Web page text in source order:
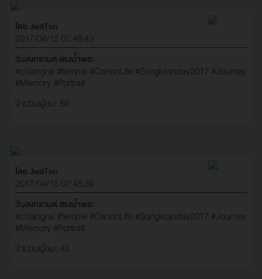
โดย JediTon
2017/04/15 07:48:43
วันสงกรานต์ สรงน้ำพระ
#chiangrai #temple #CanonLife #Songkranday2017 #Journey
#Memory #Portrait
จำนวนผู้ชม: 66
โดย JediTon
2017/04/15 07:48:39
วันสงกรานต์ สรงน้ำพระ
#chiangrai #temple #CanonLife #Songkranday2017 #Journey
#Memory #Portrait
จำนวนผู้ชม: 43